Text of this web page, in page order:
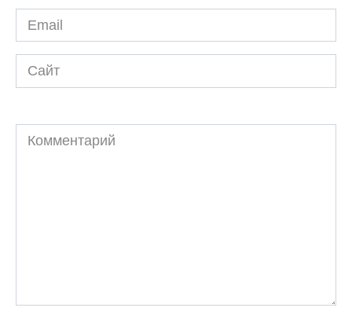
Email
*
Сайт
Комментарий